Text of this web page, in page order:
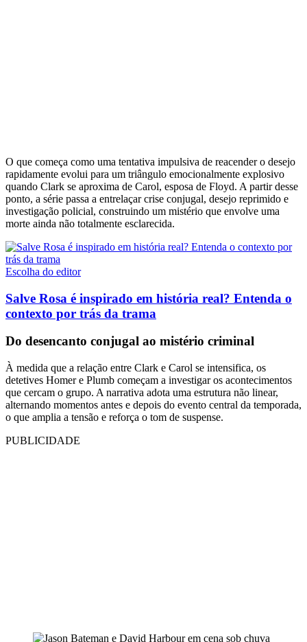
O que começa como uma tentativa impulsiva de reacender o desejo
rapidamente evolui para um triângulo emocionalmente explosivo
quando Clark se aproxima de Carol, esposa de Floyd. A partir desse
ponto, a série passa a entrelaçar crise conjugal, desejo reprimido e
investigação policial, construindo um mistério que envolve uma
morte ainda não totalmente esclarecida.
Escolha do editor
Salve Rosa é inspirado em história real? Entenda o
contexto por trás da trama
Do desencanto conjugal ao mistério criminal
À medida que a relação entre Clark e Carol se intensifica, os
detetives Homer e Plumb começam a investigar os acontecimentos
que cercam o grupo. A narrativa adota uma estrutura não linear,
alternando momentos antes e depois do evento central da temporada,
o que amplia a tensão e reforça o tom de suspense.
PUBLICIDADE